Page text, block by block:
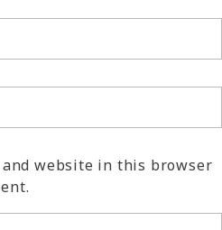
and website in this browser